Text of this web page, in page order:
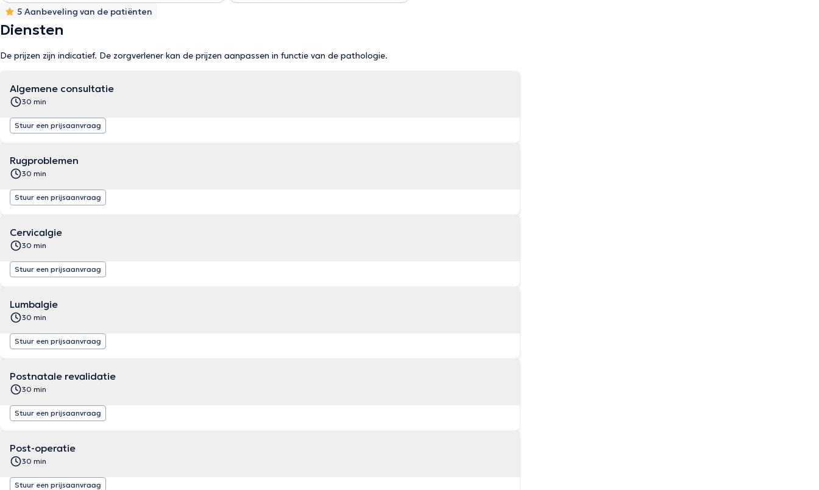
5 Aanbeveling van de patiënten
Diensten
De prijzen zijn indicatief. De zorgverlener kan de prijzen aanpassen in functie van de pathologie.
Algemene consultatie
30 min
Stuur een prijsaanvraag
Rugproblemen
30 min
Stuur een prijsaanvraag
Cervicalgie
30 min
Stuur een prijsaanvraag
Lumbalgie
30 min
Stuur een prijsaanvraag
Postnatale revalidatie
30 min
Stuur een prijsaanvraag
Post-operatie
30 min
Stuur een prijsaanvraag